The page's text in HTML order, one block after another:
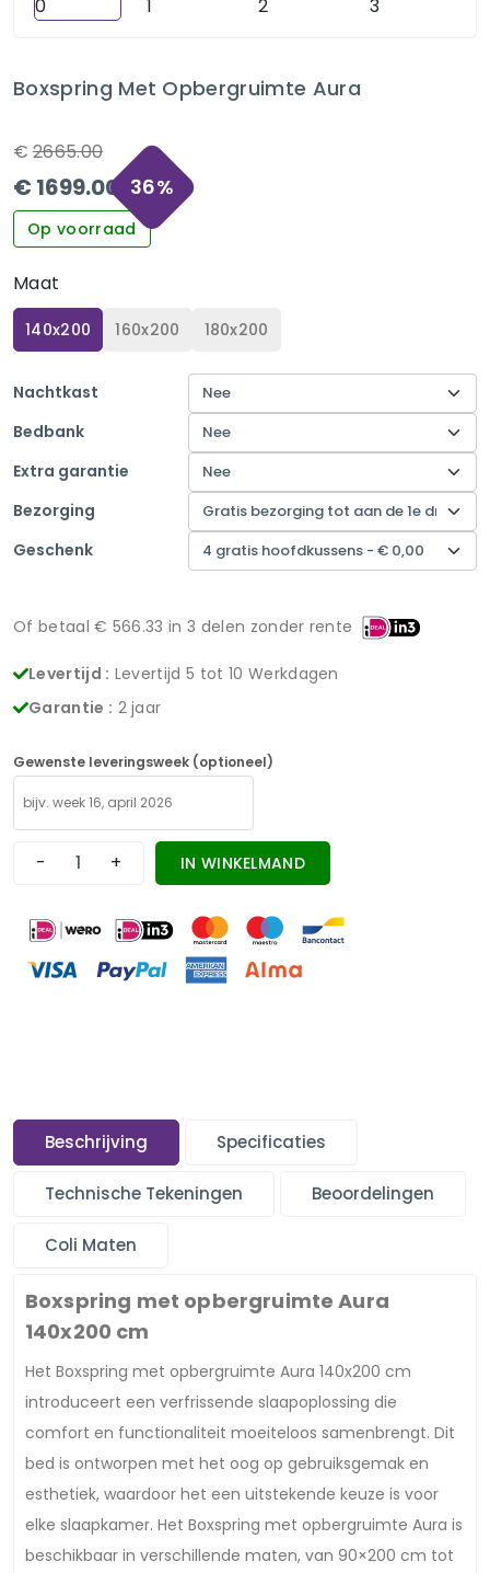
Boxspring Met Opbergruimte Aura
€ 2665.00
€ 1699.00 36%
Op voorraad
Maat
140x200 160x200 180x200
Nachtkast
Bedbank
Extra garantie
Bezorging
Geschenk
Of betaal € 566.33 in 3 delen zonder rente
Levertijd : Levertijd 5 tot 10 Werkdagen
Garantie : 2 jaar
Gewenste leveringsweek (optioneel)
- + IN WINKELMAND
Beschrijving Specificaties
Technische Tekeningen Beoordelingen
Coli Maten
Boxspring met opbergruimte Aura
140x200 cm
Het Boxspring met opbergruimte Aura 140x200 cm
introduceert een verfrissende slaapoplossing die
comfort en functionaliteit moeiteloos samenbrengt. Dit
bed is ontworpen met het oog op gebruiksgemak en
esthetiek, waardoor het een uitstekende keuze is voor
elke slaapkamer. Het Boxspring met opbergruimte Aura is
beschikbaar in verschillende maten, van 90×200 cm tot